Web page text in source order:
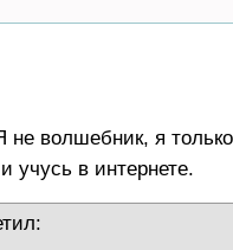
волшебник, я
учусь в интернете.